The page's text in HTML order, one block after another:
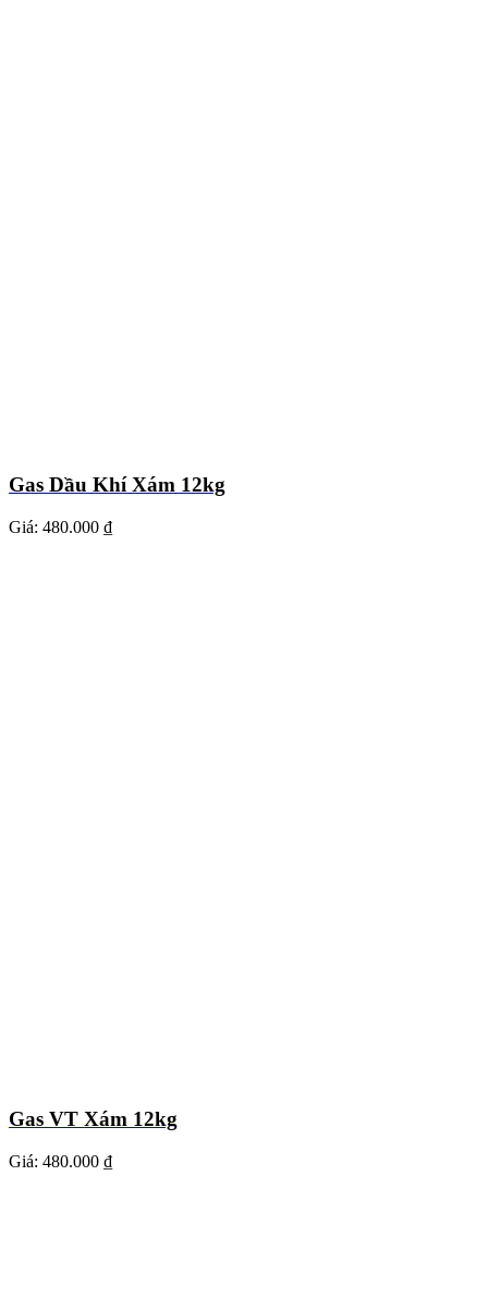
Gas Dầu Khí Xám 12kg
Giá: 480.000 ₫
Gas VT Xám 12kg
Giá: 480.000 ₫